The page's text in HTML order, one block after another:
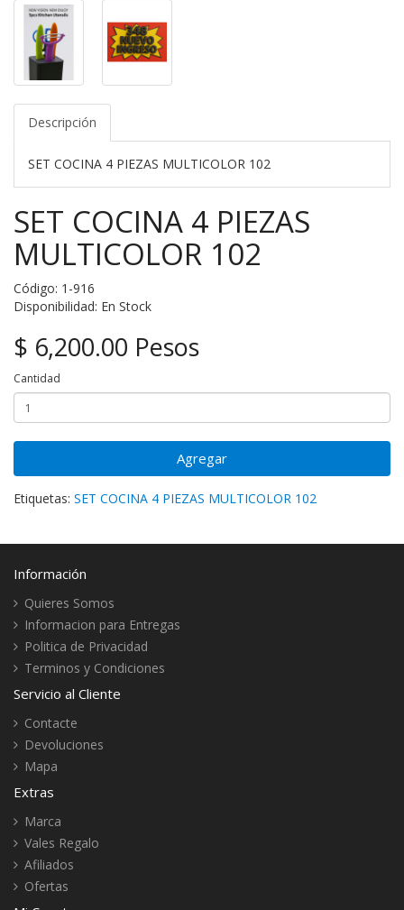
Descripción
SET COCINA 4 PIEZAS MULTICOLOR 102
SET COCINA 4 PIEZAS
MULTICOLOR 102
Código: 1-916
Disponibilidad: En Stock
$ 6,200.00 Pesos
Cantidad
Agregar
Etiquetas: SET COCINA 4 PIEZAS MULTICOLOR 102
Información
Quieres Somos
Informacion para Entregas
Politica de Privacidad
Terminos y Condiciones
Servicio al Cliente
Contacte
Devoluciones
Mapa
Extras
Marca
Vales Regalo
Afiliados
Ofertas